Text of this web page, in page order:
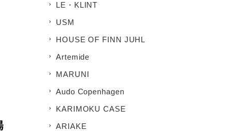
LE・KLINT
USM
HOUSE OF FINN JUHL
Artemide
MARUNI
Audo Copenhagen
KARIMOKU CASE
ARIAKE